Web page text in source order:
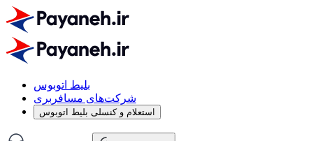
بلیط اتوبوس
شرکت‌های مسافربری
استعلام و کنسلی بلیط اتوبوس